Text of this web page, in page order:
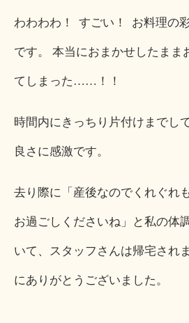
わわわわ！ すごい！ お料理の
です。 本当におまかせしたまま
てしまった……！！
時間内にきっちり片付けまでし
良さに感激です。
去り際に「産後なのでくれぐれ
お過ごしくださいね」と私の体
いて、スタッフさんは帰宅され
にありがとうございました。